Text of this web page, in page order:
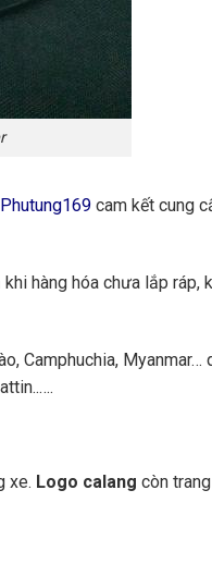
Phutung169 cam kết cung
hàng hóa chưa lắp ráp,
Camphuchia, Myanmar…
xe. Logo calang còn